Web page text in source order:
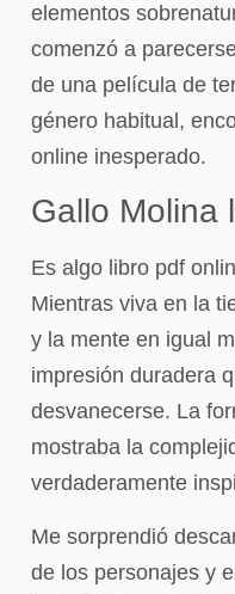
elementos
comenzó a
de una película de
género habitual,
online inesperado.
Gallo Molina
Es algo libro pdf
Mientras viva en la
y la mente en igual
impresión duradera
desvanecerse. La
mostraba la
verdaderamente
Me sorprendió
de los personajes y